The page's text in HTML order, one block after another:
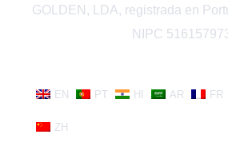
GOLDEN, LDA, registrada en
NIPC
EN PT HI AR FR
ZH